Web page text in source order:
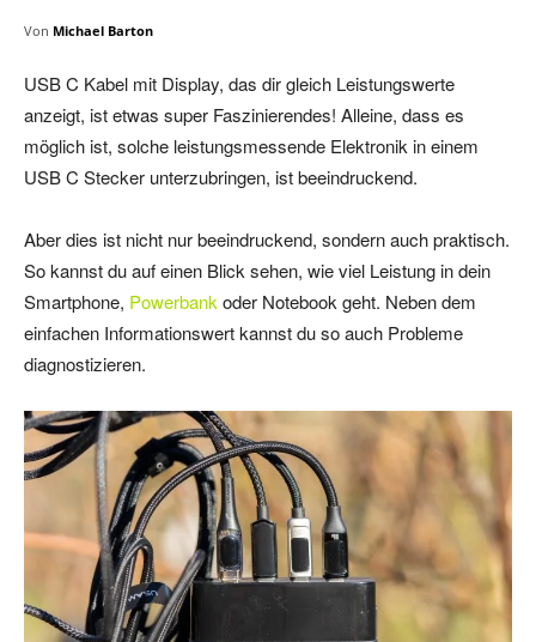
Von Michael Barton
USB C Kabel mit Display, das dir gleich Leistungswerte
anzeigt, ist etwas super Faszinierendes! Alleine, dass es
möglich ist, solche leistungsmessende Elektronik in einem
USB C Stecker unterzubringen, ist beeindruckend.
Aber dies ist nicht nur beeindruckend, sondern auch praktisch.
So kannst du auf einen Blick sehen, wie viel Leistung in dein
Smartphone, Powerbank oder Notebook geht. Neben dem
einfachen Informationswert kannst du so auch Probleme
diagnostizieren.